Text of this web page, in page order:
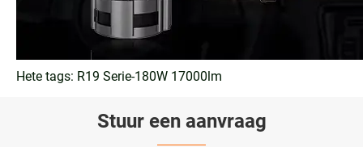
Hete tags: R19 Serie-180W 17000lm
Stuur een aanvraag